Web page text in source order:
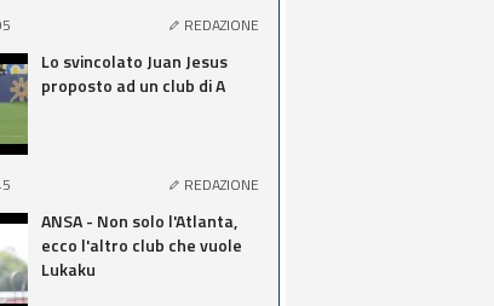
REDAZIONE
Lo svincolato Juan Jesus
proposto ad un club di A
REDAZIONE
ANSA - Non solo l'Atlanta,
ecco l'altro club che vuole
Lukaku